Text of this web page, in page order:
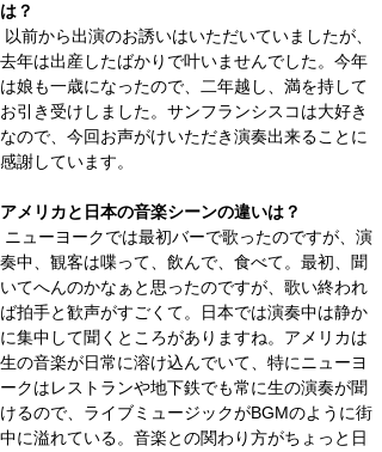
は？
以前から出演のお誘いはいただいていましたが、
去年は出産したばかりで叶いませんでした。今年
は娘も一歳になったので、二年越し、満を持して
お引き受けしました。サンフランシスコは大好き
なので、今回お声がけいただき演奏出来ることに
感謝しています。
アメリカと日本の音楽シーンの違いは？
ニューヨークでは最初バーで歌ったのですが、演
奏中、観客は喋って、飲んで、食べて。最初、聞
いてへんのかなぁと思ったのですが、歌い終われ
ば拍手と歓声がすごくて。日本では演奏中は静か
に集中して聞くところがありますね。アメリカは
生の音楽が日常に溶け込んでいて、特にニューヨ
ークはレストランや地下鉄でも常に生の演奏が聞
けるので、ライブミュージックがBGMのように街
中に溢れている。音楽との関わり方がちょっと日